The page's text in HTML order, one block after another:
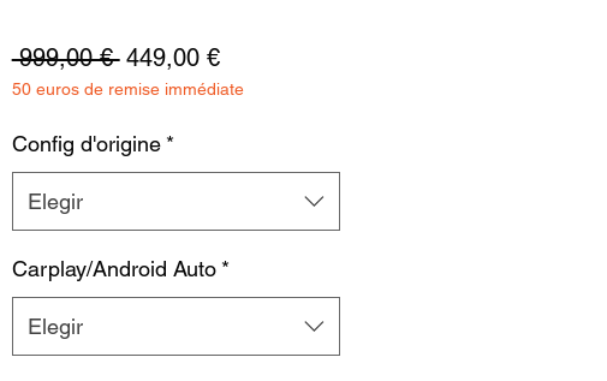
999,00 € Precio
449,00 €Precio
de
50 euros de remise immédiate
Config d'origine *
Elegir
Carplay/Android Auto *
Elegir